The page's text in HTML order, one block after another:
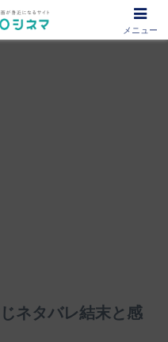
図書館『MIHOシネマ』
ネタバレ結末と感
メニュー